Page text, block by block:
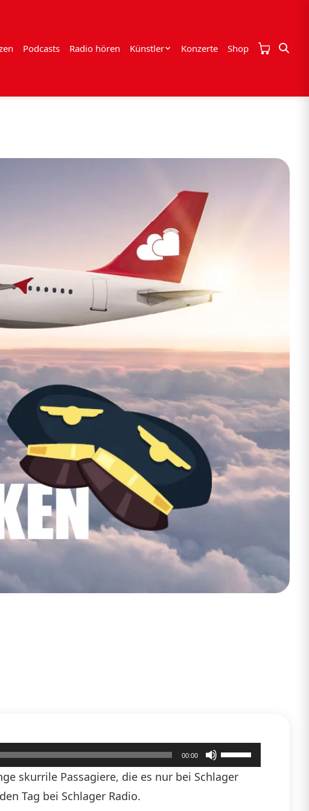
Podcasts Radio hören Künstler Konzerte Shop
00:00
Pfeiltasten
skurrile Passagiere, die es nur bei Schlager
Tag bei Schlager Radio.